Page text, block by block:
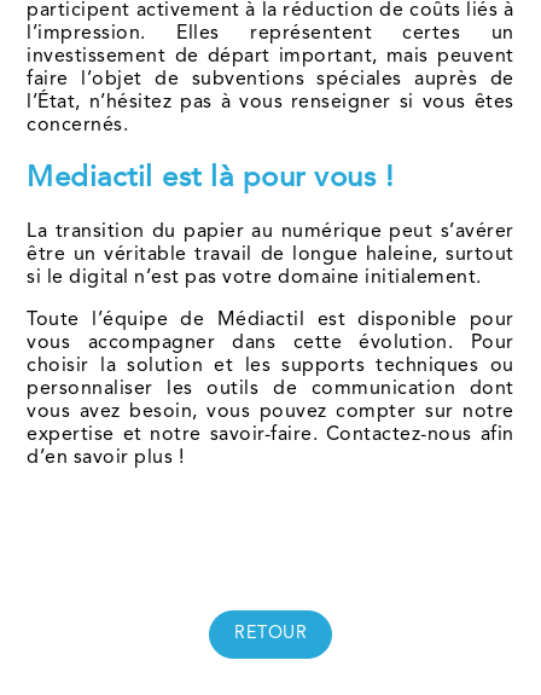
participent activement à la réduction de coûts liés à
l’impression. Elles représentent certes un
investissement de départ important, mais peuvent
faire l’objet de subventions spéciales auprès de
l’État, n’hésitez pas à vous renseigner si vous êtes
concernés.
Mediactil est là pour vous !
La transition du papier au numérique peut s’avérer
être un véritable travail de longue haleine, surtout
si le digital n’est pas votre domaine initialement.
Toute l’équipe de Médiactil est disponible pour
vous accompagner dans cette évolution. Pour
choisir la solution et les supports techniques ou
personnaliser les outils de communication dont
vous avez besoin, vous pouvez compter sur notre
expertise et notre savoir-faire. Contactez-nous afin
d’en savoir plus !
RETOUR